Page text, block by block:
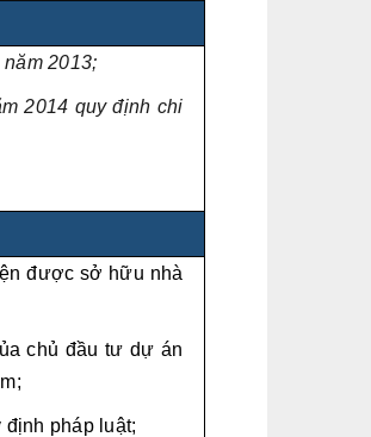
2013;
2014 quy định chi
được sở hữu nhà
chủ đầu tư dự án
pháp luật;